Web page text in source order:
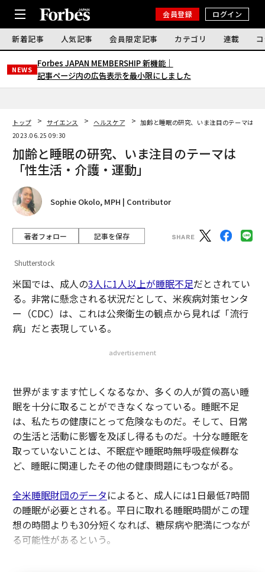
会員登録 ログイン
新着記事 人気記事 会員限定記事 カテゴリ 連載
NEWS
Forbes JAPAN MEMBERSHIP 新機能｜
記事ページ内の広告表示を最小限にしました
トップ サイエンス ヘルスケア
加齢と睡眠の研究、いま注目のテーマは「
2023.06.25 09:30
加齢と睡眠の研究、いま注目のテーマは
「性生活・介護・運動」
Sophie Okolo, MPH | Contributor
著者フォロー 記事を保存
Shutterstock
米国では、成人の3人に1人以上が睡眠不足だとされてい
る。非常に懸念される状況だとして、米疾病対策センタ
ー（CDC）は、これは公衆衛生の観点から見れば「流行
病」だと表現している。
advertisement
世界がますます忙しくなるなか、多くの人が質の高い睡
眠を十分に取ることができなくなっている。睡眠不足
は、私たちの健康にとって危険なものだ。そして、日常
の生活と活動に影響を及ぼし得るものだ。十分な睡眠を
取っていないことは、不眠症や睡眠時無呼吸症候群な
ど、睡眠に関連したその他の健康問題にもつながる。
全米睡眠財団のデータによると、成人には1日最低7時間
の睡眠が必要とされる。平日に取れる睡眠時間がこの理
想の時間よりも30分短くなれば、糖尿病や肥満につなが
る可能性があるという。